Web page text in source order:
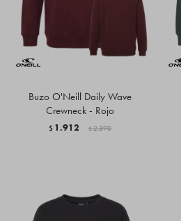
Buzo O'Neill Daily Wave
Crewneck - Rojo
$ 1.912 $ 2.390